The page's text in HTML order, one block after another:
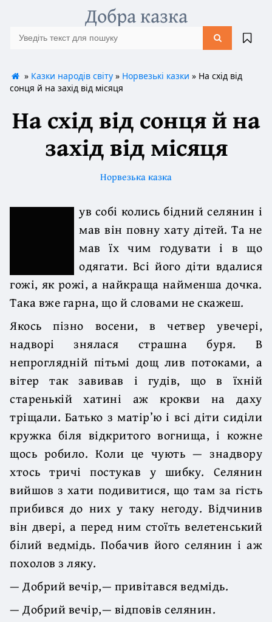
Добра казка
» Казки народів світу» Норвезькі казки » На схід від
сонця й на захід від місяця
На схід від сонця й на
захід від місяця
Норвезька казка
ув собі колись бідний селянин і
мав він повну хату дітей. Та не
мав їх чим годувати і в що
одягати. Всі його діти вдалися
гожі, як рожі, а найкраща найменша дочка.
Така вже гарна, що й словами не скажеш.
Якось пізно восени, в четвер увечері,
надворі знялася страшна буря. В
непроглядній пітьмі дощ лив потоками, а
вітер так завивав і гудів, що в їхній
старенькій хатині аж крокви на даху
тріщали. Батько з матір’ю і всі діти сиділи
кружка біля відкритого вогнища, і кожне
щось робило. Коли це чують — знадвору
хтось тричі постукав у шибку. Селянин
вийшов з хати подивитися, що там за гість
прибився до них у таку негоду. Відчинив
він двері, а перед ним стоїть велетенський
білий ведмідь. Побачив його селянин і аж
похолов з ляку.
— Добрий вечір,— привітався ведмідь.
— Добрий вечір,— відповів селянин.